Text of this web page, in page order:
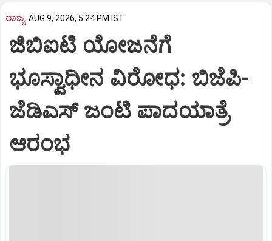
ರಾಜ್ಯ AUG 9, 2026, 5:24 PM IST
ಜಿಬಿಐಟಿ ಯೋಜನೆಗೆ
ಭೂಸ್ವಾಧೀನ ವಿರೋಧ: ಬಿಜೆಪಿ-
ಜೆಡಿಎಸ್‌ ಜಂಟಿ ಪಾದಯಾತ್ರೆ
ಆರಂಭ